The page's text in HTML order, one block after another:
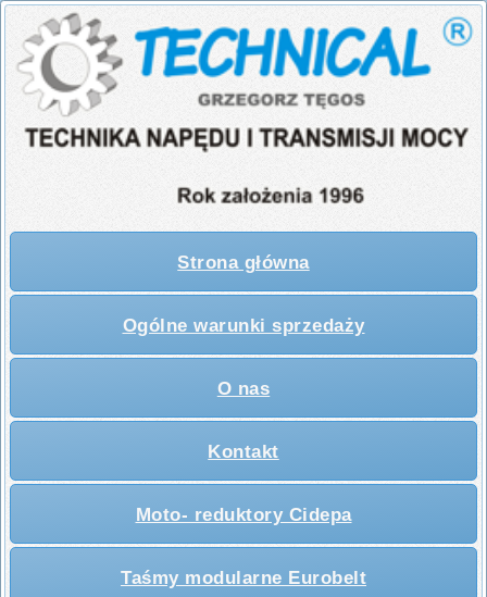
Strona główna
Ogólne warunki sprzedaży
O nas
Kontakt
Moto- reduktory Cidepa
Taśmy modularne Eurobelt